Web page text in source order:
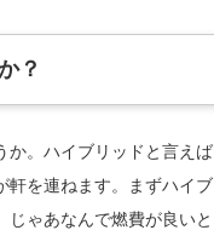
？
か。ハイブリッドと言えば
軒を連ねます。まずハイブ
じゃあなんで燃費が良いと